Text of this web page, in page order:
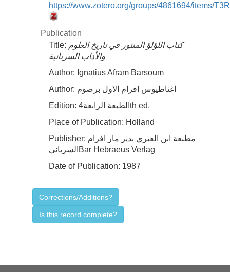
https://www.zotero.org/groups/4861694/items/
Publication
Title: كتاب اللؤلؤ المنثور في تاريخ العلوم
والأداب السريانية
Author: Ignatius Afram Barsoum
Author: اغناطيوس افرام الاول برصوم
Edition:
الطبعة الرابعة4th ed.
Place of Publication: Holland
Publisher: مطبعة ابن العبري بدير مار افرام
السريانيBar Hebraeus Verlag
Date of Publication: 1987
Corrections/Additions?
Is this record complete?